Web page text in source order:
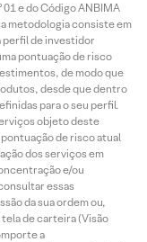
e do Código ANBIMA
metodologia consiste em
perfil de investidor
pontuação de risco
de modo que
desde que dentro
para o seu perfil.
objeto deste
de risco atual
dos serviços em
e/ou
essas
da sua ordem ou,
de carteira (Visão
a